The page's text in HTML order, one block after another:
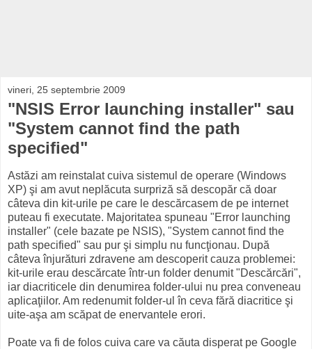
vineri, 25 septembrie 2009
"NSIS Error launching installer" sau
"System cannot find the path
specified"
Astăzi am reinstalat cuiva sistemul de operare (Windows
XP) şi am avut neplăcuta surpriză să descopăr că doar
câteva din kit-urile pe care le descărcasem de pe internet
puteau fi executate. Majoritatea spuneau "Error launching
installer" (cele bazate pe NSIS), "System cannot find the
path specified" sau pur şi simplu nu funcţionau. După
câteva înjurături zdravene am descoperit cauza problemei:
kit-urile erau descărcate într-un folder denumit "Descărcări",
iar diacriticele din denumirea folder-ului nu prea conveneau
aplicaţiilor. Am redenumit folder-ul în ceva fără diacritice şi
uite-aşa am scăpat de enervantele erori.
Poate va fi de folos cuiva care va căuta disperat pe Google